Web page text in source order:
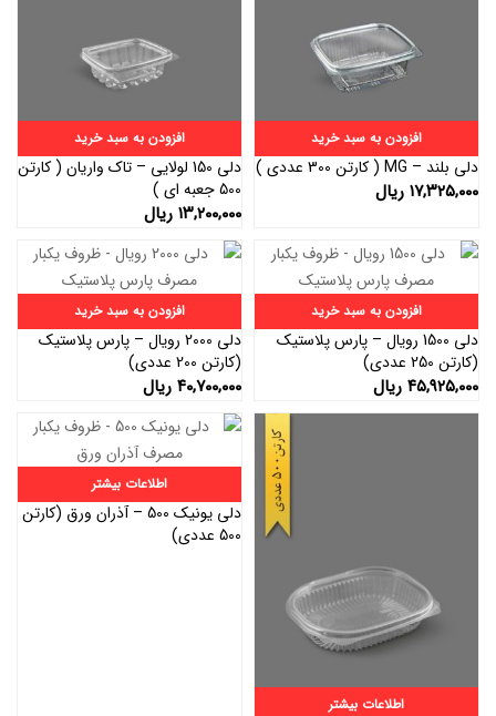
افزودن به سبد خرید
دلی بلند – MG ( کارتن 300 عددی )
۱۷,۳۲۵,۰۰۰ ریال
افزودن به سبد خرید
دلی 150 لولایی – تاک واریان ( کارتن
500 جعبه ای )
۱۳,۲۰۰,۰۰۰ ریال
افزودن به سبد خرید
دلی 1500 رویال – پارس پلاستیک
(کارتن 250 عددی)
۴۵,۹۲۵,۰۰۰ ریال
افزودن به سبد خرید
دلی 2000 رویال – پارس پلاستیک
(کارتن 200 عددی)
۴۰,۷۰۰,۰۰۰ ریال
اطلاعات بیشتر
اطلاعات بیشتر
دلی یونیک 500 – آذران ورق (کارتن
500 عددی)